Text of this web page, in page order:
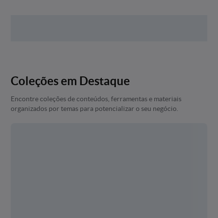
Coleções em Destaque
Encontre coleções de conteúdos, ferramentas e materiais
organizados por temas para potencializar o seu negócio.